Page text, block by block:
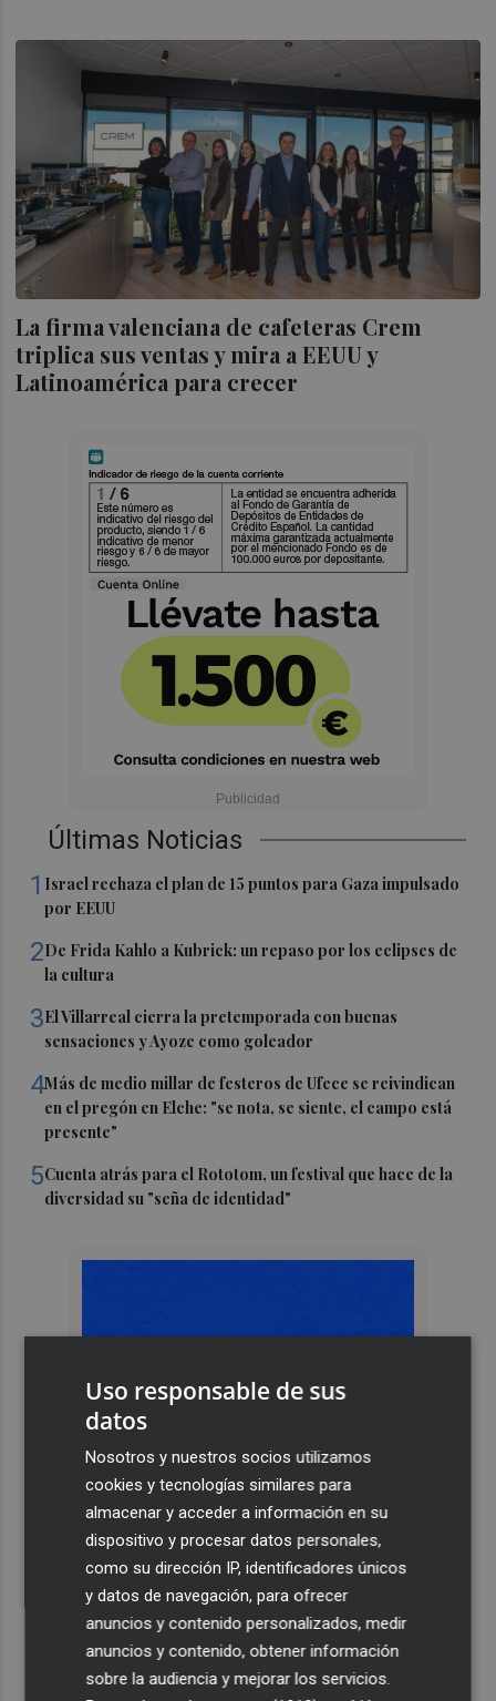
La firma valenciana de cafeteras Crem
triplica sus ventas y mira a EEUU y
Latinoamérica para crecer
Últimas Noticias
1 Israel rechaza el plan de 15 puntos para Gaza impulsado
por EEUU
2De Frida Kahlo a Kubrick: un repaso por los eclipses de
la cultura
3El Villarreal cierra la pretemporada con buenas
sensaciones y Ayoze como goleador
4Más de medio millar de festeros de Ufece se reivindican
en el pregón en Elche: "se nota, se siente, el campo está
presente"
5Cuenta atrás para el Rototom, un festival que hace de la
diversidad su "seña de identidad"
Uso responsable de sus
datos
Nosotros y nuestros socios utilizamos
cookies y tecnologías similares para
almacenar y acceder a información en su
dispositivo y procesar datos personales,
como su dirección IP, identificadores únicos
y datos de navegación, para ofrecer
anuncios y contenido personalizados, medir
anuncios y contenido, obtener información
sobre la audiencia y mejorar los servicios.